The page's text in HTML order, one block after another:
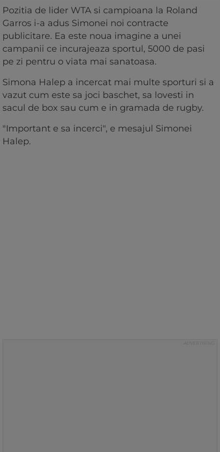
Pozitia de lider WTA si campioana la Roland
Garros i-a adus Simonei noi contracte
publicitare. Ea este noua imagine a unei
campanii ce incurajeaza sportul, 5000 de pasi
pe zi pentru o viata mai sanatoasa.
Simona Halep a incercat mai multe sporturi si a
vazut cum este sa joci baschet, sa lovesti in
sacul de box sau cum e in gramada de rugby.
"Important e sa incerci", e mesajul Simonei
Halep.